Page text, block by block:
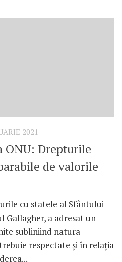
2021
ONU: Drepturile
de valorile
cu statele al Sfântului
Gallagher, a adresat un
subliniind natura
respectate și în relația